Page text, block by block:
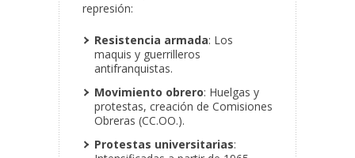
represión:
Resistencia armada: Los
maquis y guerrilleros
antifranquistas.
Movimiento obrero: Huelgas y
protestas, creación de Comisiones
Obreras (CC.OO.).
Protestas universitarias: